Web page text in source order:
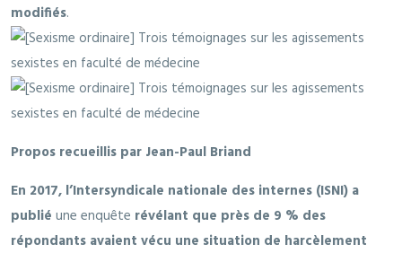
modifiés.
Propos recueillis par Jean-Paul Briand
En 2017, l’Intersyndicale nationale des internes (ISNI) a
publié une enquête révélant que près de 9 % des
répondants avaient vécu une situation de harcèlement